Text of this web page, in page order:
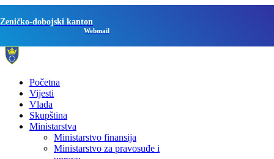
Zeničko-dobojski kanton
Webmail
Početna
Vijesti
Vlada
Skupština
Ministarstva
Ministarstvo finansija
Ministarstvo za pravosuđe i